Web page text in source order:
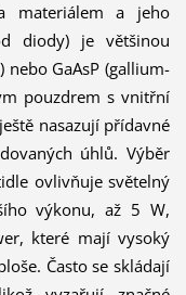
materiálem a jeho
diody) je většinou
GaAsP (gallium-
pouzdrem s vnitřní
nasazují přídavné
úhlů. Výběr
ovlivňuje světelný
výkonu, až 5 W,
které mají vysoký
Často se skládají